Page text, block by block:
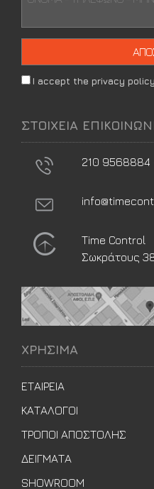
I accept the privacy policy
ΣΤΟΙΧΕΙΑ
210 9568884
Time Control
Σωκράτους
ΧΡΗΣΙΜΑ
ΕΤΑΙΡΕΙΑ
ΚΑΤΑΛΟΓΟΙ
ΤΡΟΠΟΙ ΑΠΟΣΤΟΛΗΣ
ΔΕΙΓΜΑΤΑ
SHOWROOM